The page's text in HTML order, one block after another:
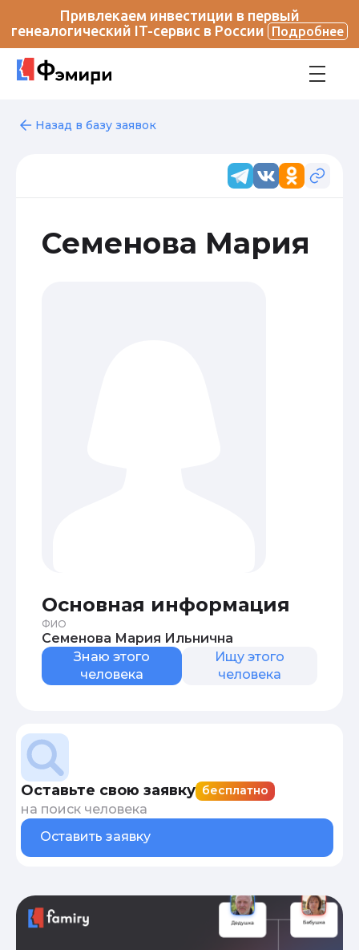
Привлекаем инвестиции в первый
генеалогический IT-сервис в России
Подробнее
Назад в базу заявок
Семенова Мария
Основная информация
ФИО
Семенова Мария Ильнична
Знаю этого
человека
Ищу этого
человека
Оставьте свою заявку бесплатно
на поиск человека
Оставить заявку